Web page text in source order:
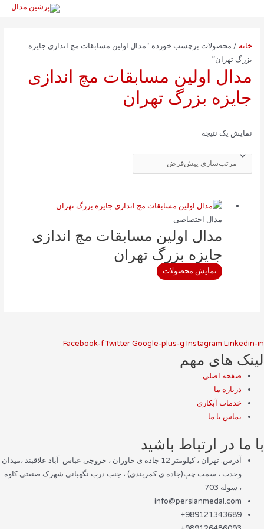
خانه / محصولات برچسب خورده “مدال اولین مسابقات مچ اندازی جایزه
بزرگ تهران”
مدال اولین مسابقات مچ اندازی
جایزه بزرگ تهران
نمایش یک نتیجه
مدال اختصاصی
مدال اولین مسابقات مچ اندازی
جایزه بزرگ تهران
نمایش محصولات
Facebook-fTwitterGoogle-plus-g Instagram Linkedin-in
لینک های مهم
صفحه اصلی
درباره ما
خدمات آبکاری
تماس با ما
با ما در ارتباط باشید
آدرس: تهران ، کیلومتر 12 جاده ی خاوران ، خروجی عباس آباد علاقبند ،میدان
وحدت ، سمت چپ(جاده ی کمربندی) ، جنب درب نگهبانی شهرک صنعتی کاوه
، سوله 703
info@persianmedal.com
989121343689+